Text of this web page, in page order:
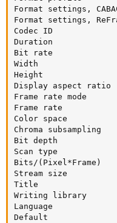
Format settings,
Format settings,
Codec ID
Duration
Bit rate
Width
Height
Display aspect
Frame rate mode
Frame rate
Color space
Chroma
Bit depth
Scan type
Bits/
Stream size
Title
Writing library
Language
Default